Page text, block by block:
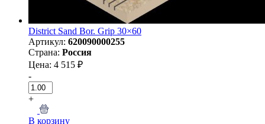
District Sand Bor. Grip 30×60
Артикул: 620090000255
Страна: Россия
Цена: 4 515 ₽
-
+
В корзину